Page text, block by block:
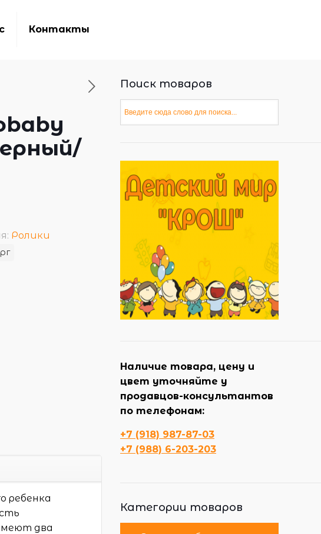
Контакты
Ролики
ребенка
два
Поиск товаров
Наличие товара, цену и
цвет уточняйте у
продавцов-консультантов
по телефонам:
+7 (918) 987-87-03
+7 (988) 6-203-203
Категории товаров